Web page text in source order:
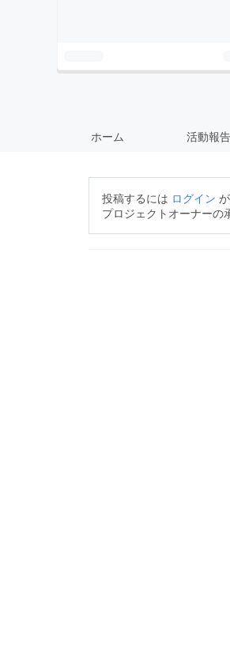
ホーム 活動報告
投稿するには ログイン
プロジェクトオーナーの